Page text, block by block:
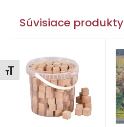
Zmeniť veľkosť písma
Súvisiace produkty